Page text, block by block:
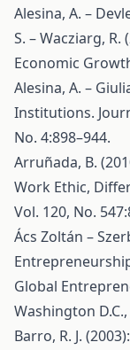
Alesina, A. –
S. – Wacziarg,
Economic
Alesina, A. –
Institutions.
No. 4:898–944.
Arruñada, B.
Work Ethic,
Vol. 120, No.
Ács Zoltán –
Global
Washington D.C.,
Barro, R. J.